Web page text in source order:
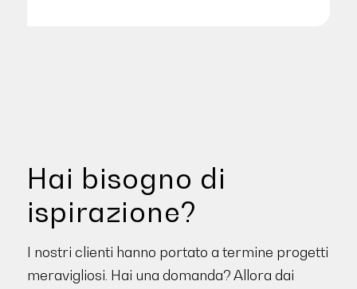
Hai bisogno di
ispirazione?
I nostri clienti hanno portato a termine progetti
meravigliosi. Hai una domanda? Allora dai